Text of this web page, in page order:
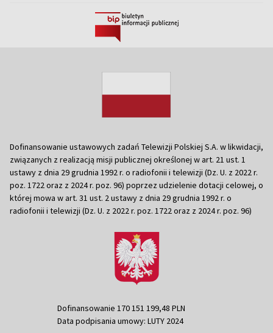
Dofinansowanie ustawowych zadań Telewizji Polskiej S.A. w likwidacji,
związanych z realizacją misji publicznej określonej w art. 21 ust. 1
ustawy z dnia 29 grudnia 1992 r. o radiofonii i telewizji (Dz. U. z 2022 r.
poz. 1722 oraz z 2024 r. poz. 96) poprzez udzielenie dotacji celowej, o
której mowa w art. 31 ust. 2 ustawy z dnia 29 grudnia 1992 r. o
radiofonii i telewizji (Dz. U. z 2022 r. poz. 1722 oraz z 2024 r. poz. 96)
Dofinansowanie 170 151 199,48 PLN
Data podpisania umowy: LUTY 2024